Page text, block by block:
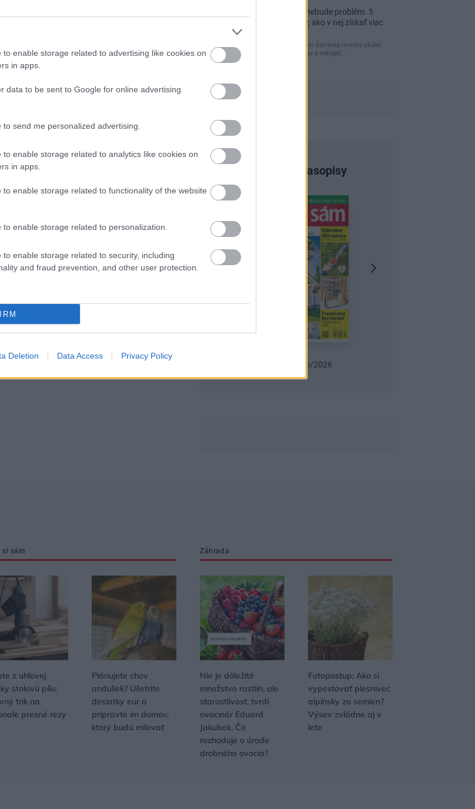
to enable storage related to advertising like cookies on
in apps.
data to be sent to Google for online advertising
send me personalized advertising.
to enable storage related to analytics like cookies on
in apps.
to enable storage related to functionality of the website
enable storage related to personalization.
to enable storage related to security, including
and fraud prevention, and other user protection.
Deletion Data Access Privacy Policy
Re: Tesná spálňa už nebude problém. 5
praktických nápadov, ako v nej získať viac
úložného miesta
Ja som pred časom v rámci šetrenia miesta skúsil
využiť priestor pod posteľou a nakúpil…
Najnovšie časopisy
Urob si sám 6/2026
si sám
z uhlovej
stolovú pílu:
trik na
presné rezy
Plánujete chov
anduliek? Ušetrite
desiatky eur a
pripravte im domov,
ktorý budú milovať
Záhrada
Nie je dôležité
množstvo rastlín, ale
starostlivosť, tvrdí
ovocinár Eduard
Jakubek. Čo
rozhoduje o úrode
drobného ovocia?
Fotopostup: Ako si
vypestovať plesnivec
alpínsky zo semien?
Výsev zvládne aj v
lete